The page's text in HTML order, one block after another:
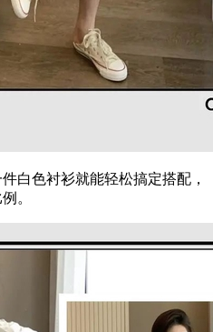
色衬衫就能轻松搞定搭配，
。